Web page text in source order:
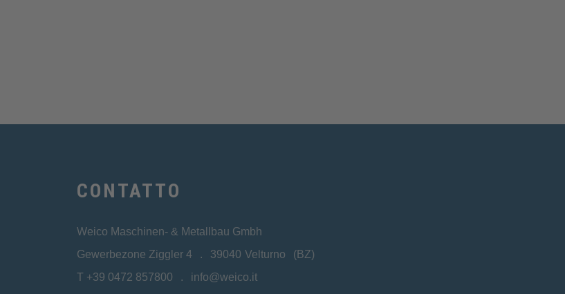
CONTATTO
Weico Maschinen- & Metallbau Gmbh
Gewerbezone Ziggler 4
39040 Velturno
(BZ)
T +39 0472 857800
info@weico.it